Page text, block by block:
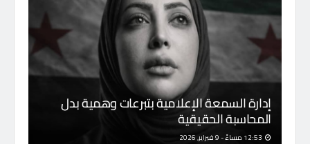
إدارة السمعة الإعلامية بتبرعات وهمية بدل
المحاسبة الحقيقية